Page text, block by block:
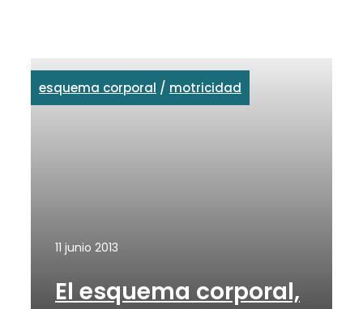
esquema corporal / motricidad
11 junio 2013
El esquema corporal,